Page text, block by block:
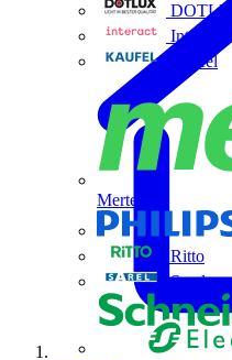
Interact
Kaufel
Merten
Ritto
Sarel